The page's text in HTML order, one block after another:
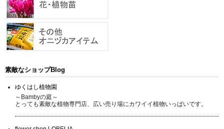
素敵なショップBlog
ゆくはし植物園
～Bambyの庭～
とっても素敵な植物専門店、広い売り場にカワイイ植物いっぱいです。